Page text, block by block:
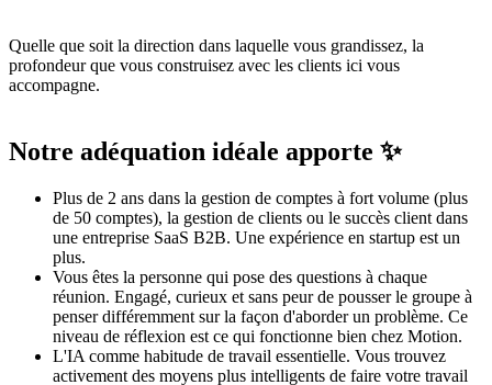
Quelle que soit la direction dans laquelle vous grandissez, la
profondeur que vous construisez avec les clients ici vous
accompagne.
Notre adéquation idéale apporte ✨
Plus de 2 ans dans la gestion de comptes à fort volume (plus
de 50 comptes), la gestion de clients ou le succès client dans
une entreprise SaaS B2B. Une expérience en startup est un
plus.
Vous êtes la personne qui pose des questions à chaque
réunion. Engagé, curieux et sans peur de pousser le groupe à
penser différemment sur la façon d'aborder un problème. Ce
niveau de réflexion est ce qui fonctionne bien chez Motion.
L'IA comme habitude de travail essentielle. Vous trouvez
activement des moyens plus intelligents de faire votre travail